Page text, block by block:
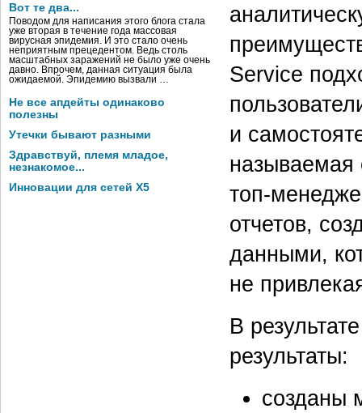
Вот те два...
Поводом для написания этого блога стала
уже вторая в течение года массовая
вирусная эпидемия. И это стало очень
неприятным прецедентом. Ведь столь
масштабных заражений не было уже очень
давно. Впрочем, данная ситуация была
ожидаемой. Эпидемию вызвали …
Не все апдейты одинаково
полезны
Утечки бывают разными
Здравствуй, племя младое,
незнакомое...
Инновации для сетей X5
Service
и
называемая
топ-
отчетов,
данными,
не
В
результаты:
созданы